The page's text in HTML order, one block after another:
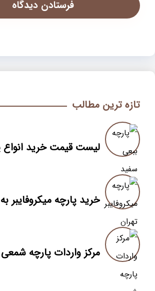
تازه ترین مطالب
لیست قیمت خرید انواع
خرید پارچه میکروفایبر
مرکز واردات پارچه